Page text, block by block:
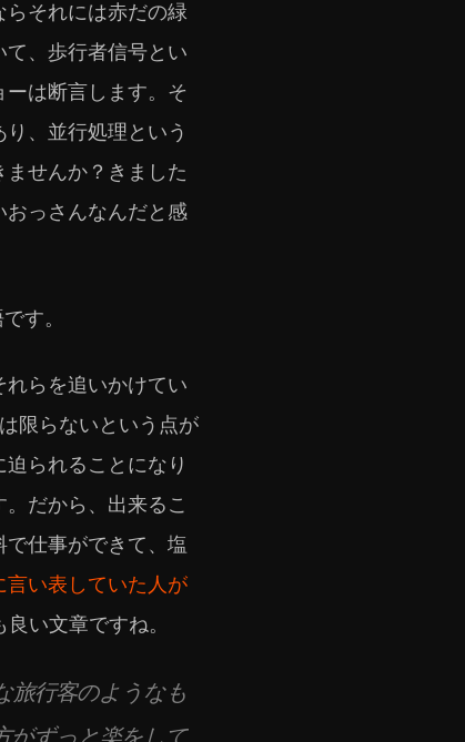
それには赤だの緑
、歩行者信号とい
は断言します。そ
、並行処理という
せんか？きました
っさんなんだと感
す。
らを追いかけてい
限らないという点が
られることになり
だから、出来るこ
仕事ができて、塩
言い表していた人が
い文章ですね。
旅行客のようなも
がずっと楽をして